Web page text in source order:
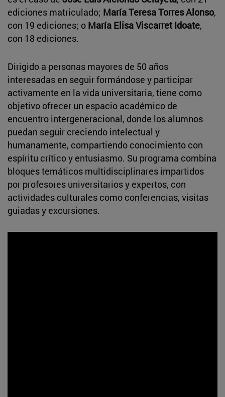
ediciones matriculado; María Teresa Torres Alonso,
con 19 ediciones; o María Elisa Viscarret Idoate,
con 18 ediciones.
Dirigido a personas mayores de 50 años
interesadas en seguir formándose y participar
activamente en la vida universitaria, tiene como
objetivo ofrecer un espacio académico de
encuentro intergeneracional, donde los alumnos
puedan seguir creciendo intelectual y
humanamente, compartiendo conocimiento con
espíritu crítico y entusiasmo. Su programa combina
bloques temáticos multidisciplinares impartidos
por profesores universitarios y expertos, con
actividades culturales como conferencias, visitas
guiadas y excursiones.